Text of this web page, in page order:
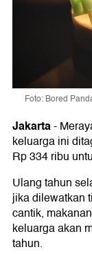
Foto: Bored
Jakarta-
keluarga ini
Rp 334 ribu
Ulang tahun
jika dilewatkan
cantik,
keluarga akan
tahun.